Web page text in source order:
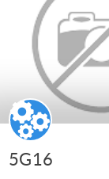
5G16